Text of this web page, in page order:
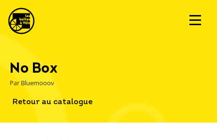
No Box
Par Bluemooov
Retour au catalogue